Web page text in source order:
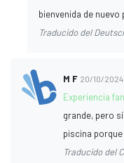
bienvenida de nuevo
Traducido del
M F 20/10/2024
Experiencia
grande, pero
piscina porque
Traducido del